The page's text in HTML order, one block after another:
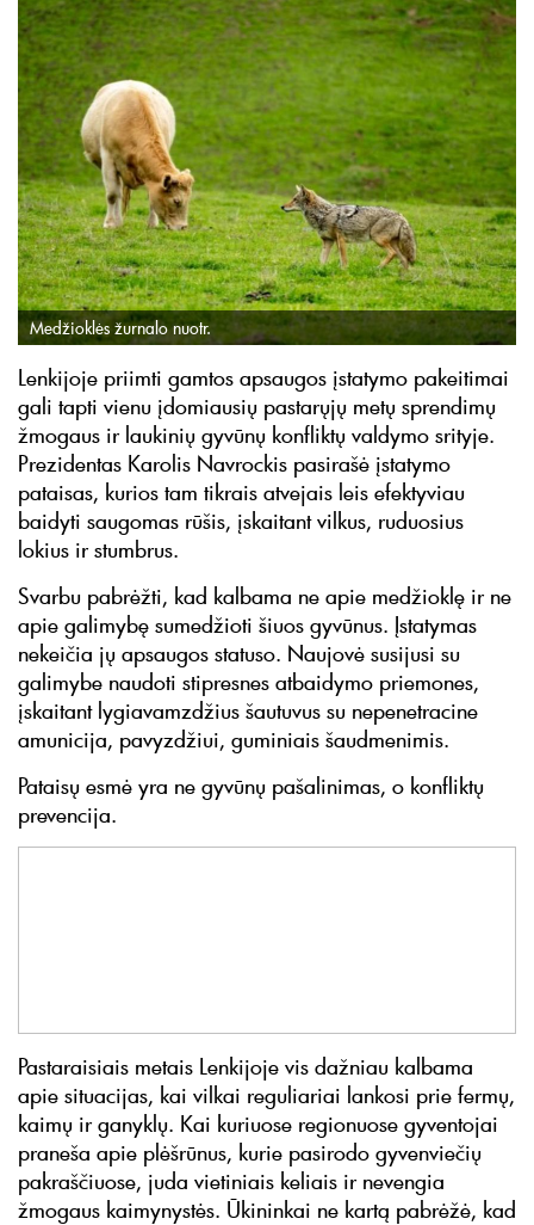
Medžioklės žurnalo nuotr.
Lenkijoje priimti gamtos apsaugos įstatymo pakeitimai
gali tapti vienu įdomiausių pastarųjų metų sprendimų
žmogaus ir laukinių gyvūnų konfliktų valdymo srityje.
Prezidentas Karolis Navrockis pasirašė įstatymo
pataisas, kurios tam tikrais atvejais leis efektyviau
baidyti saugomas rūšis, įskaitant vilkus, ruduosius
lokius ir stumbrus.
Svarbu pabrėžti, kad kalbama ne apie medžioklę ir ne
apie galimybę sumedžioti šiuos gyvūnus. Įstatymas
nekeičia jų apsaugos statuso. Naujovė susijusi su
galimybe naudoti stipresnes atbaidymo priemones,
įskaitant lygiavamzdžius šautuvus su nepenetracine
amunicija, pavyzdžiui, guminiais šaudmenimis.
Pataisų esmė yra ne gyvūnų pašalinimas, o konfliktų
prevencija.
Pastaraisiais metais Lenkijoje vis dažniau kalbama
apie situacijas, kai vilkai reguliariai lankosi prie fermų,
kaimų ir ganyklų. Kai kuriuose regionuose gyventojai
praneša apie plėšrūnus, kurie pasirodo gyvenviečių
pakraščiuose, juda vietiniais keliais ir nevengia
žmogaus kaimynystės. Ūkininkai ne kartą pabrėžė, kad